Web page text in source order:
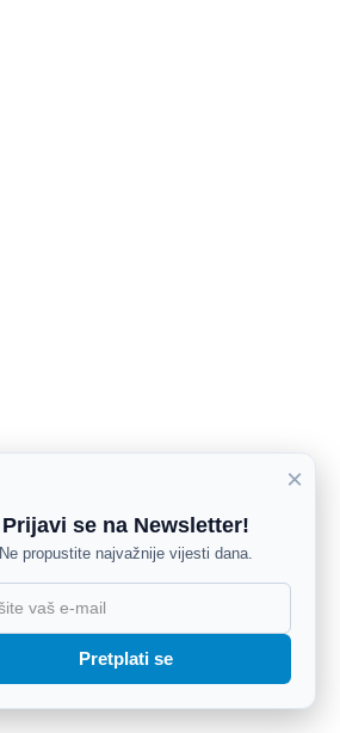
×
Prijavi se na Newsletter!
Ne propustite najvažnije vijesti dana.
Pretplati se